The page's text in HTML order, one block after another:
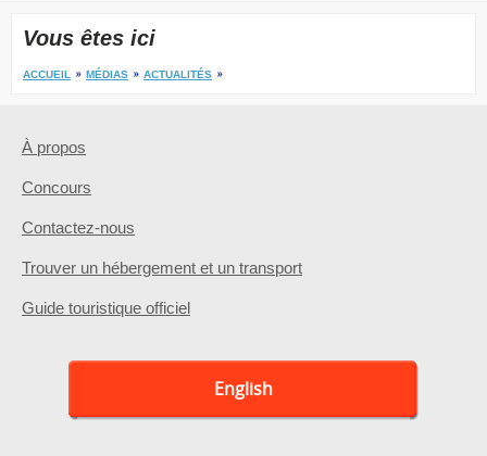
Vous êtes ici
ACCUEIL MÉDIAS ACTUALITÉS
À propos
Concours
Contactez-nous
Trouver un hébergement et un transport
Guide touristique officiel
English